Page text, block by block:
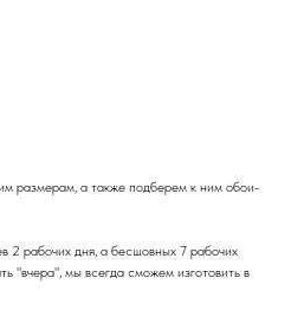
размерам, а также подберем к ним обои-
2 рабочих дня, а бесшовных 7 рабочих
"вчера", мы всегда сможем изготовить в